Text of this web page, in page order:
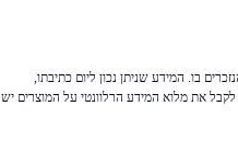
בו. המידע שניתן נכון ליום כתיבתו,
את מלוא המידע הרלוונטי על המוצרים יש